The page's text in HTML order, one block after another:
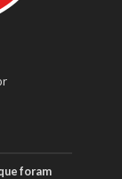
foram